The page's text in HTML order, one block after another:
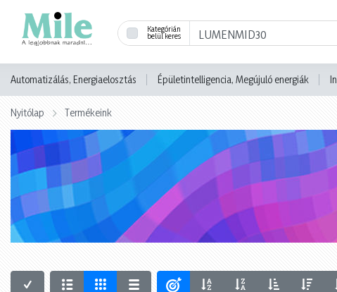
Kategórián
belül keres
Automatizálás, Energiaelosztás Épületintelligencia, Megújuló energiák
Nyitólap Termékeink